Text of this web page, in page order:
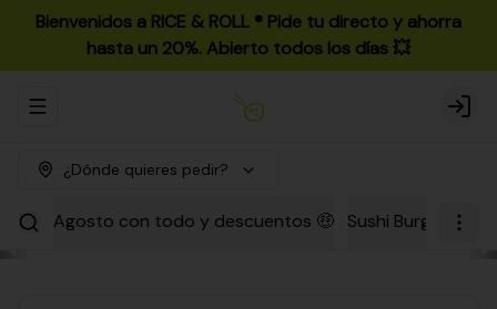
Bienvenidos a RICE & ROLL ®️ Pide tu directo y ahorra
hasta un 20%. Abierto todos los días 💥
Abrir menu de navegación Login
¿Dónde quieres pedir?
Agosto con todo y descuentos 🤑 Sushi Burgers